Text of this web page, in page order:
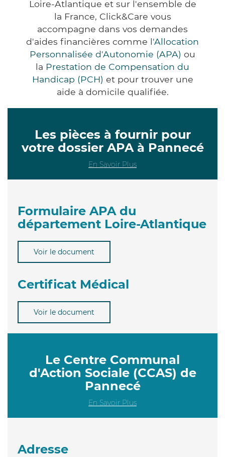
Loire-Atlantique et sur l'ensemble de
la France, Click&Care vous
accompagne dans vos demandes
d'aides financières comme l'Allocation
Personnalisée d'Autonomie (APA) ou
la Prestation de Compensation du
Handicap (PCH) et pour trouver une
aide à domicile qualifiée.
Les pièces à fournir pour
votre dossier APA à Pannecé
En Savoir Plus
Formulaire APA du
département Loire-Atlantique
Voir le document
Certificat Médical
Voir le document
Le Centre Communal
d'Action Sociale (CCAS) de
Pannecé
En Savoir Plus
Adresse